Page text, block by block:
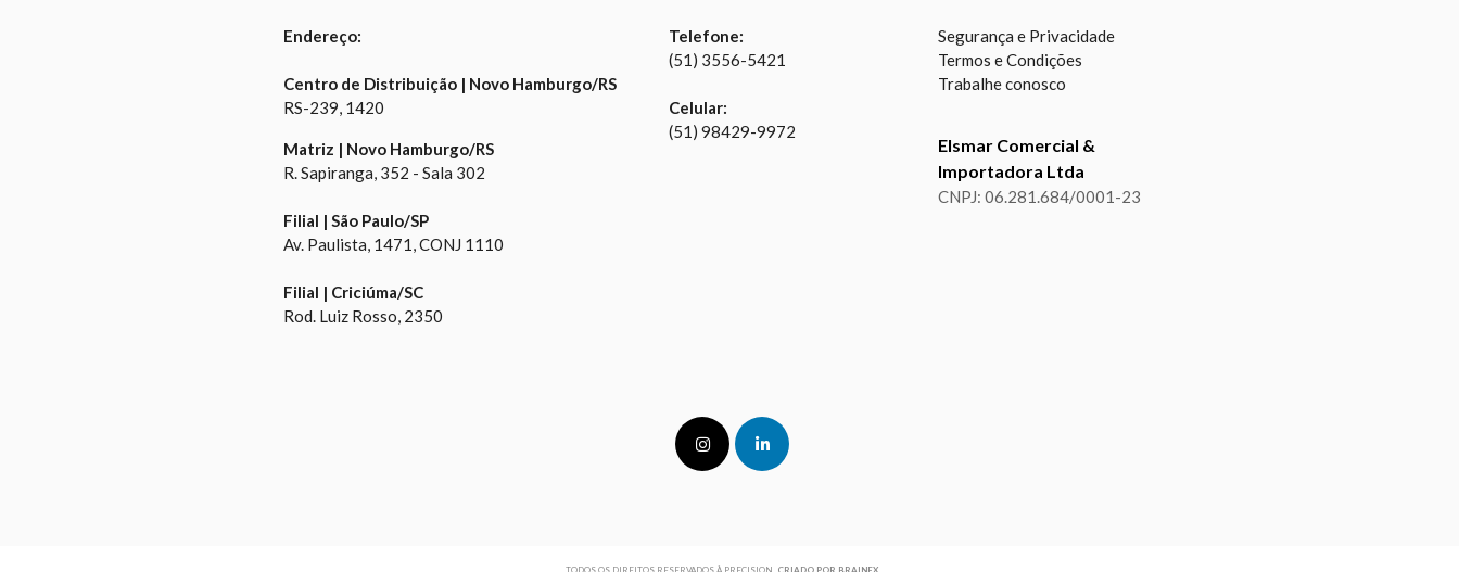
Endereço:
Centro de Distribuição | Novo Hamburgo/RS
RS-239, 1420
Matriz | Novo Hamburgo/RS
R. Sapiranga, 352 - Sala 302
Filial | São Paulo/SP
Av. Paulista, 1471, CONJ 1110
Filial | Criciúma/SC
Rod. Luiz Rosso, 2350
Telefone:
(51) 3556-5421
Celular:
(51) 98429-9972
Segurança e Privacidade
Termos e Condições
Trabalhe conosco
Elsmar Comercial &
Importadora Ltda
CNPJ: 06.281.684/0001-23